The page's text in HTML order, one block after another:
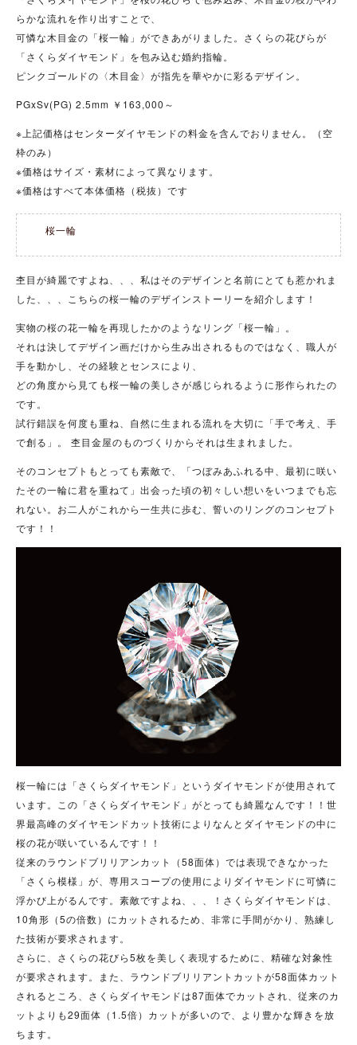
らかな流れを作り出すことで、
可憐な木目金の「桜一輪」ができあがりました。さくらの花びらが
「さくらダイヤモンド」を包み込む婚約指輪。
ピンクゴールドの〈木目金〉が指先を華やかに彩るデザイン。
PGxSv(PG) 2.5mm ￥163,000～
※上記価格はセンターダイヤモンドの料金を含んでおりません。（空
枠のみ）
※価格はサイズ・素材によって異なります。
※価格はすべて本体価格（税抜）です
桜一輪
杢目が綺麗ですよね、、、私はそのデザインと名前にとても惹かれま
した、、、こちらの桜一輪のデザインストーリーを紹介します！
実物の桜の花一輪を再現したかのようなリング「桜一輪」。
それは決してデザイン画だけから生み出されるものではなく、職人が
手を動かし、その経験とセンスにより、
どの角度から見ても桜一輪の美しさが感じられるように形作られたの
です。
試行錯誤を何度も重ね、自然に生まれる流れを大切に「手で考え、手
で創る」。 杢目金屋のものづくりからそれは生まれました。
そのコンセプトもとっても素敵で、「つぼみあふれる中、最初に咲い
たその一輪に君を重ねて」出会った頃の初々しい想いをいつまでも忘
れない。お二人がこれから一生共に歩む、誓いのリングのコンセプト
です！！
桜一輪には「さくらダイヤモンド」というダイヤモンドが使用されて
います。この「さくらダイヤモンド」がとっても綺麗なんです！！世
界最高峰のダイヤモンドカット技術によりなんとダイヤモンドの中に
桜の花が咲いているんです！！
従来のラウンドブリリアンカット（58面体）では表現できなかった
「さくら模様」が、専用スコープの使用によりダイヤモンドに可憐に
浮かび上がるんです。素敵ですよね、、、！さくらダイヤモンドは、
10角形（5の倍数）にカットされるため、非常に手間がかり、熟練し
た技術が要求されます。
さらに、さくらの花びら5枚を美しく表現するために、精確な対象性
が要求されます。また、ラウンドブリリアントカットが58面体カット
されるところ、さくらダイヤモンドは87面体でカットされ、従来のカ
ットよりも29面体（1.5倍）カットが多いので、より豊かな輝きを放
ちます。